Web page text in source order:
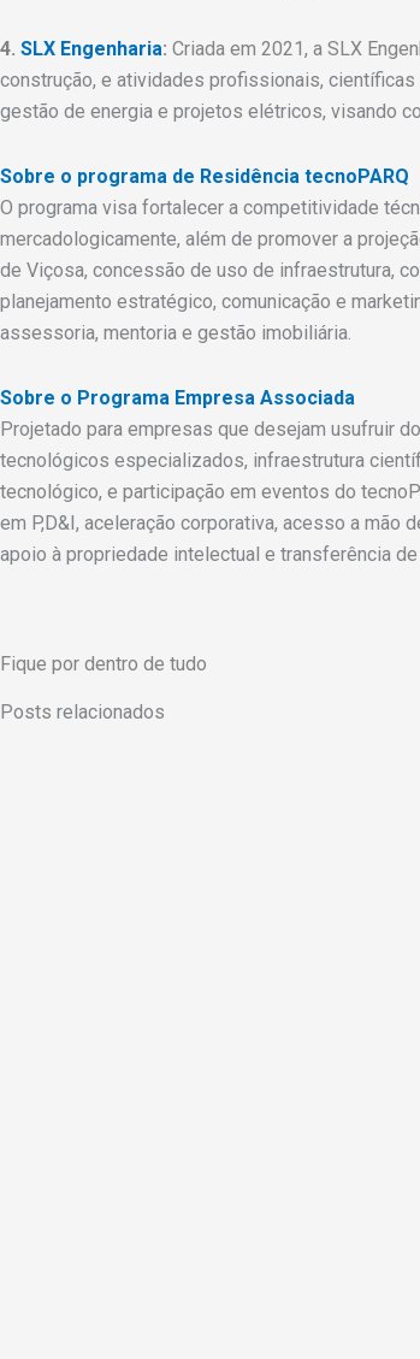
4. SLX Engenharia: Criada em 2021, a SLX
construção, e atividades profissionais,
gestão de energia e projetos elétricos, visando
Sobre o programa de Residência tecnoPARQ
O programa visa fortalecer a competitividade
mercadologicamente, além de promover a
de Viçosa, concessão de uso de infraestrutura,
planejamento estratégico, comunicação e
assessoria, mentoria e gestão imobiliária.
Sobre o Programa Empresa Associada
Projetado para empresas que desejam usufruir
tecnológicos especializados, infraestrutura
tecnológico, e participação em eventos do
em P,D&I, aceleração corporativa, acesso a mão
apoio à propriedade intelectual e transferência
Fique por dentro de tudo
Posts relacionados